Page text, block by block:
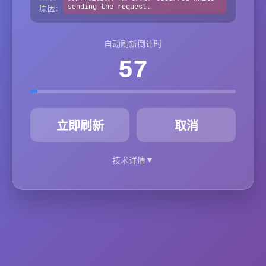
原因:
sending the request.
自动刷新倒计时
57
立即刷新 取消
技术详情▼